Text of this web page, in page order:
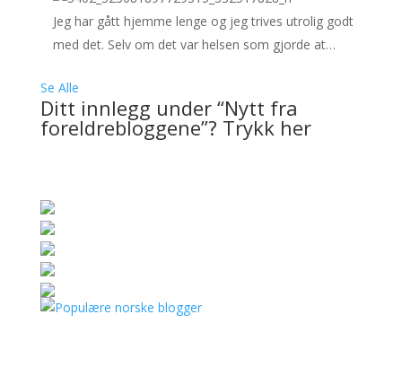
Jeg har gått hjemme lenge og jeg trives utrolig godt
med det. Selv om det var helsen som gjorde at…
Se Alle
Ditt innlegg under “Nytt fra
foreldrebloggene”? Trykk her